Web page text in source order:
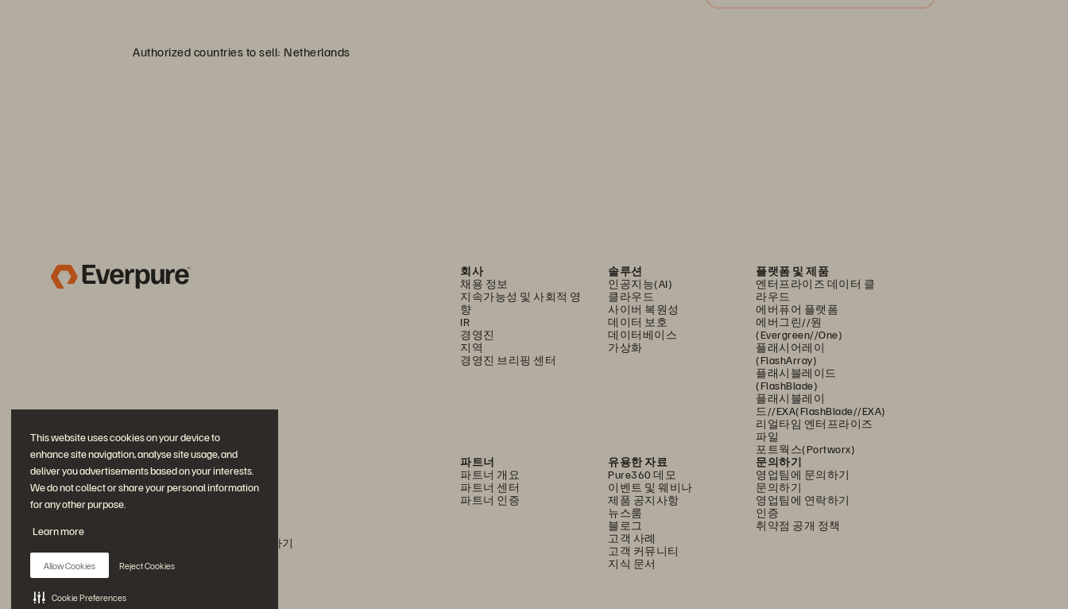
This website uses cookies on your device to
enhance site navigation, analyse site usage, and
deliver you advertisements based on your interests.
We do not collect or share your personal information
for any other purpose.
Learn more
Allow Cookies Reject Cookies
Cookie Preferences
Authorized countries to sell: Netherlands
회사
채용 정보
지속가능성 및 사회적 영
향
IR
경영진
지역
경영진 브리핑 센터
솔루션
인공지능(AI)
클라우드
사이버 복원성
데이터 보호
데이터베이스
가상화
플랫폼 및 제품
엔터프라이즈 데이터 클
라우드
에버퓨어 플랫폼
에버그린//원
(Evergreen//One)
플래시어레이
(FlashArray)
플래시블레이드
(FlashBlade)
플래시블레이
드//EXA(FlashBlade//EXA)
리얼타임 엔터프라이즈
파일
포트웍스(Portworx)
파트너
파트너 개요
파트너 센터
파트너 인증
유용한 자료
Pure360 데모
이벤트 및 웨비나
제품 공지사항
뉴스룸
블로그
고객 사례
고객 커뮤니티
지식 문서
문의하기
영업팀에 문의하기
문의하기
영업팀에 연락하기
인증
취약점 공개 정책
문의하기
에버퓨어(Everpure) 공식 소셜미디어 팔로우하기